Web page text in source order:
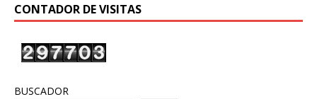
CONTADOR DE VISITAS
BUSCADOR